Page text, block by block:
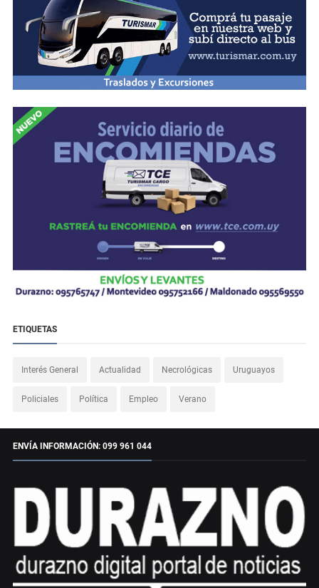
ETIQUETAS
Interés General Actualidad Necrológicas Uruguayos
Policiales Política Empleo Verano
ENVÍA INFORMACIÓN: 099 961 044